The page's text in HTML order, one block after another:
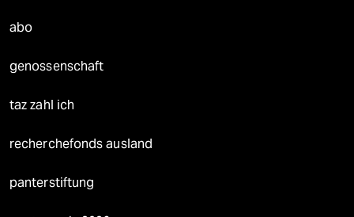
abo
genossenschaft
taz zahl ich
recherchefonds ausland
panterstiftung